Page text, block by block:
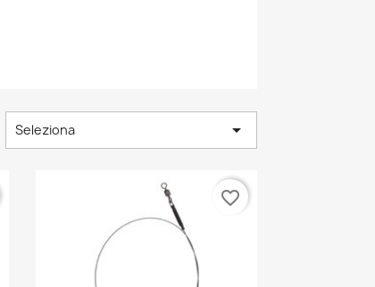
Seleziona 
favorite_border